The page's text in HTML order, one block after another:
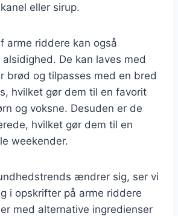
eller sirup.
arme riddere kan også
De kan laves med
brød og tilpasses med en bred
hvilket gør dem til en favorit
og voksne. Desuden er de
hvilket gør dem til en
weekender.
ændrer sig, ser vi
i opskrifter på arme riddere
med alternative ingredienser